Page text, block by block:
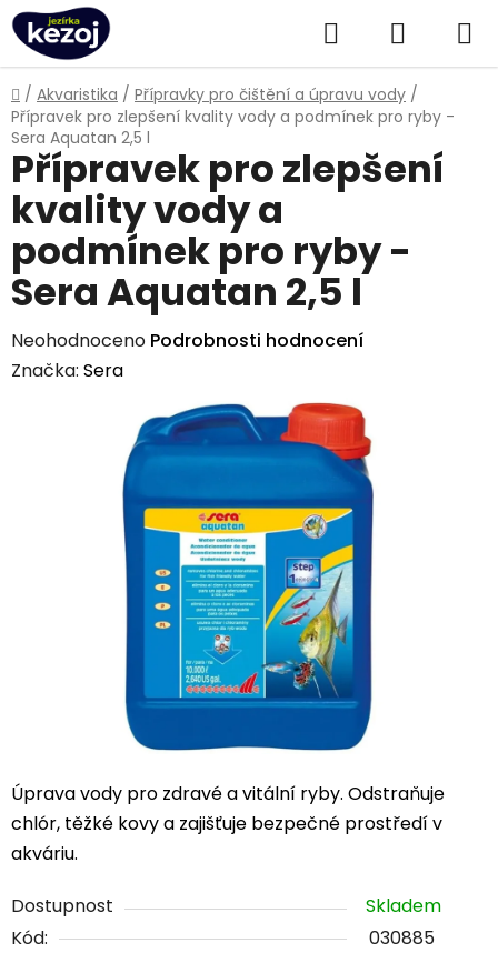
Přejít
na
obsah
Hledat
KOŠÍK
Domů
/ Akvaristika / Přípravky pro čištění a úpravu vody /
Přípravek pro zlepšení kvality vody a podmínek pro ryby -
Sera Aquatan 2,5 l
Úprava vody pro zdravé a vitální ryby. Odstraňuje
chlór, těžké kovy a zajišťuje bezpečné prostředí v
akváriu.
Dostupnost
Skladem
Kód:
030885
Přípravek pro zlepšení
kvality vody a
podmínek pro ryby -
Sera Aquatan 2,5 l
Průměrné
hodnocení
Neohodnoceno Podrobnosti hodnocení
Značka: Sera